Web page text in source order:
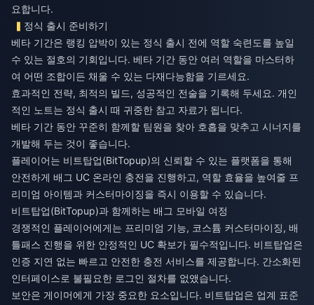
요합니다.
정식 출시 준비하기
베타 기간은 랭킹 압박이 있는 정식 출시 전에 역할 숙련도를 높일
수 있는 절호의 기회입니다. 베타 기간 동안 여러 역할을 마스터하
여 어떤 조합이든 채울 수 있는 다재다능함을 기르세요.
효과적인 전략, 최적의 빌드, 성공적인 전술을 기록해 두세요. 개인
적인 노트는 정식 출시 때 귀중한 참고 자료가 됩니다.
베타 기간 동안 꾸준히 함께할 팀원을 찾아 호흡을 맞추고 시너지를
개발해 두는 것이 좋습니다.
플레이어는 비트탑업(BitTopup)의 신뢰할 수 있는 플랫폼을 통해
안전하게 배그 UC 온라인 충전을 진행하고, 역할 효율을 높여줄 프
리미엄 아이템과 커스터마이징을 즉시 이용할 수 있습니다.
비트탑업(BitTopup)과 함께하는 배그 모바일 여정
경쟁적인 플레이어에게는 프리미엄 기능, 코스튬 커스터마이징, 배
틀패스 진행을 위한 안정적인 UC 확보가 필수적입니다. 비트탑업은
인증 지연 없는 빠르고 안전한 충전 서비스를 제공합니다. 간소화된
인터페이스로 불필요한 로그인 절차를 없앴습니다.
보안은 게이머에게 가장 중요한 요소입니다. 비트탑업은 업계 표준